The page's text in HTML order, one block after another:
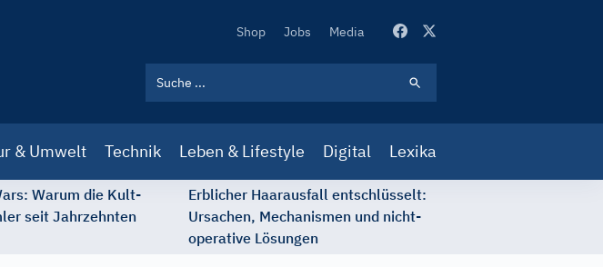
Secondary
Shop Jobs Media
& Umwelt Technik Leben & Lifestyle Digital Lexika
Warum die Kult-
seit Jahrzehnten
Erblicher Haarausfall entschlüsselt:
Ursachen, Mechanismen und nicht-
operative Lösungen